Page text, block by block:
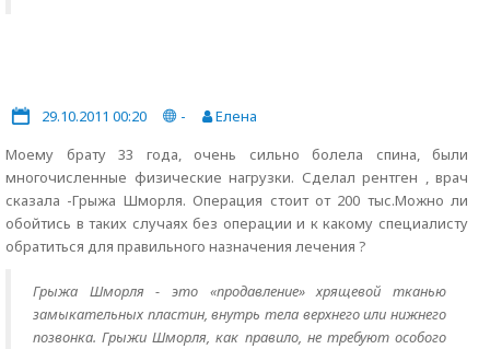
29.10.2011 00:20 -
Елена
Моему брату 33 года, очень сильно болела спина, были
многочисленные физические нагрузки. Сделал рентген , врач
сказала -Грыжа Шморля. Операция стоит от 200 тыс.Можно ли
обойтись в таких случаях без операции и к какому специалисту
обратиться для правильного назначения лечения ?
Грыжа Шморля - это «продавление» хрящевой тканью
замыкательных пластин, внутрь тела верхнего или нижнего
позвонка. Грыжи Шморля, как правило, не требуют особого